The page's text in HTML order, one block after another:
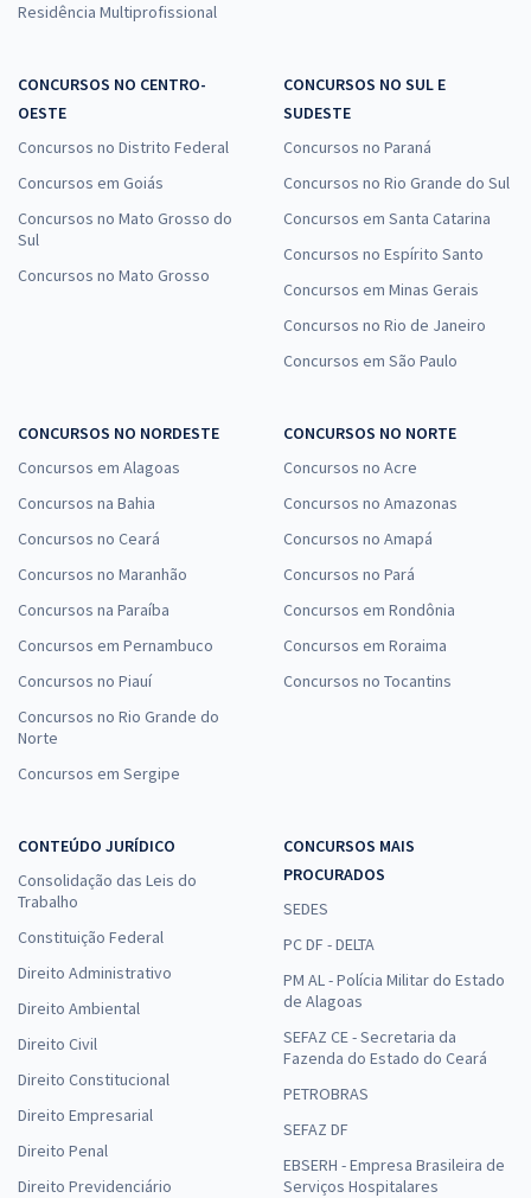
Residência Multiprofissional
CONCURSOS NO CENTRO-
OESTE
Concursos no Distrito Federal
Concursos em Goiás
Concursos no Mato Grosso do
Sul
Concursos no Mato Grosso
CONCURSOS NO SUL E
SUDESTE
Concursos no Paraná
Concursos no Rio Grande do Sul
Concursos em Santa Catarina
Concursos no Espírito Santo
Concursos em Minas Gerais
Concursos no Rio de Janeiro
Concursos em São Paulo
CONCURSOS NO NORDESTE
Concursos em Alagoas
Concursos na Bahia
Concursos no Ceará
Concursos no Maranhão
Concursos na Paraíba
Concursos em Pernambuco
Concursos no Piauí
Concursos no Rio Grande do
Norte
Concursos em Sergipe
CONCURSOS NO NORTE
Concursos no Acre
Concursos no Amazonas
Concursos no Amapá
Concursos no Pará
Concursos em Rondônia
Concursos em Roraima
Concursos no Tocantins
CONTEÚDO JURÍDICO
Consolidação das Leis do
Trabalho
Constituição Federal
Direito Administrativo
Direito Ambiental
Direito Civil
Direito Constitucional
Direito Empresarial
Direito Penal
Direito Previdenciário
CONCURSOS MAIS
PROCURADOS
SEDES
PC DF - DELTA
PM AL - Polícia Militar do Estado
de Alagoas
SEFAZ CE - Secretaria da
Fazenda do Estado do Ceará
PETROBRAS
SEFAZ DF
EBSERH - Empresa Brasileira de
Serviços Hospitalares